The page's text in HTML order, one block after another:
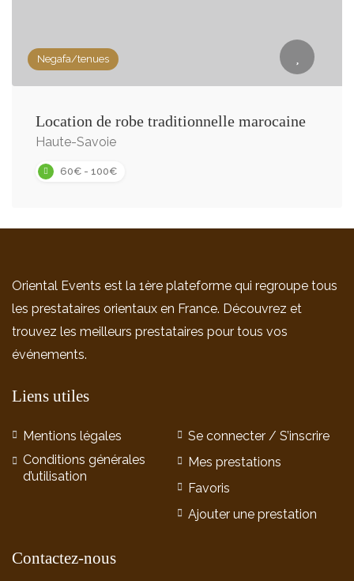
Negafa/tenues
Location de robe traditionnelle marocaine
Haute-Savoie
60€ - 100€
Oriental Events est la 1ère plateforme qui regroupe tous
les prestataires orientaux en France. Découvrez et
trouvez les meilleurs prestataires pour tous vos
événements.
Liens utiles
Mentions légales
Conditions générales
d’utilisation
Se connecter / S’inscrire
Mes prestations
Favoris
Ajouter une prestation
Contactez-nous